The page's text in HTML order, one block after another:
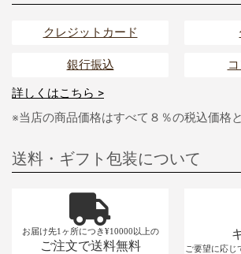
クレジットカード
銀行振込
詳しくはこちら >
※当店の商品価格はすべて８％の税込価格
送料・ギフト包装について
お届け先1ヶ所につき¥10000以上の
ご注文で送料無料 ご要望に応じ